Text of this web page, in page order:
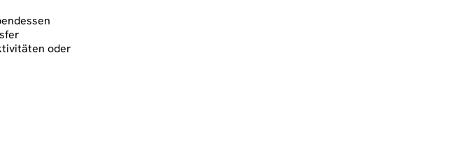
oder